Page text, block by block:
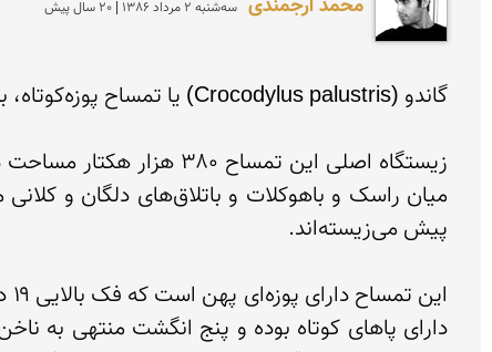
محمد ارجمندی سه‌شنبه 2 مرداد 1386 | 20 سال پیش